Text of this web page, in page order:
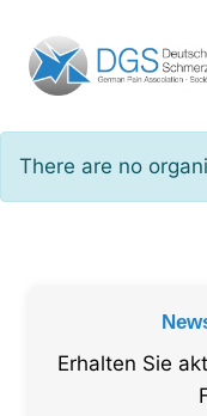
Inhalt
springen
There are no
Erhalten Sie